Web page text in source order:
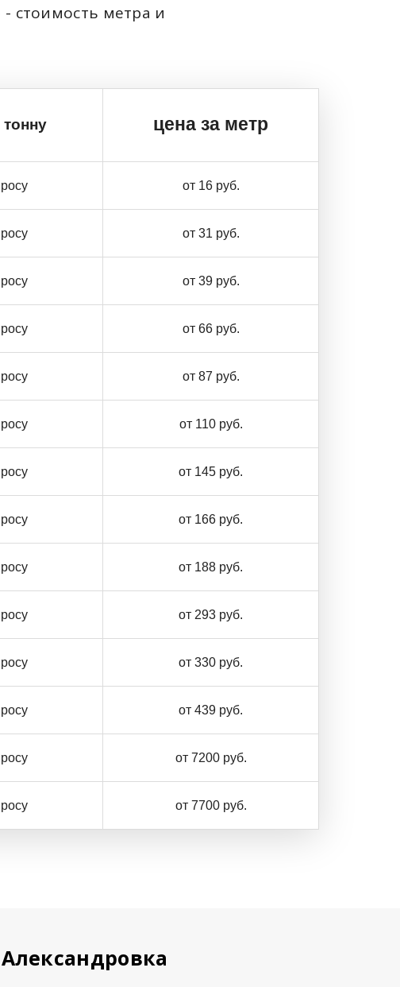
- стоимость метра и
тонну цена за метр
от 16 руб.
от 31 руб.
от 39 руб.
от 66 руб.
от 87 руб.
от 110 руб.
от 145 руб.
от 166 руб.
от 188 руб.
от 293 руб.
от 330 руб.
от 439 руб.
от 7200 руб.
от 7700 руб.